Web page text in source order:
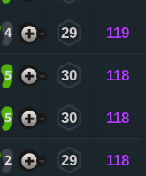
4 29 119
5 30 118
5 30 118
2 29 118